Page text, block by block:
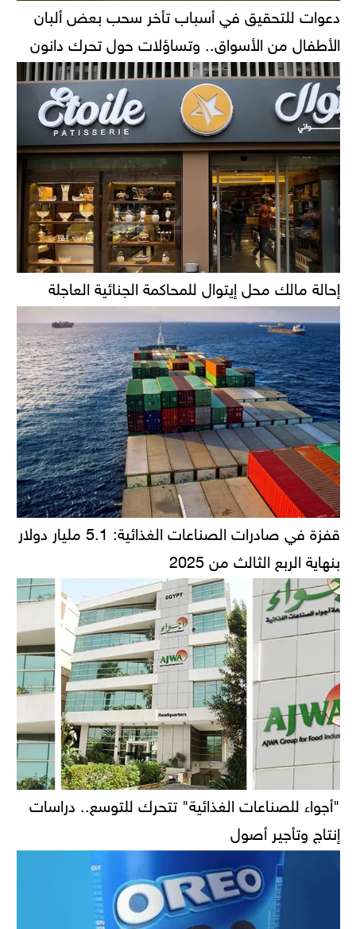
دعوات للتحقيق في أسباب تأخر سحب بعض ألبان
الأطفال من الأسواق.. وتساؤلات حول تحرك دانون
إحالة مالك محل إيتوال للمحاكمة الجنائية العاجلة
قفزة في صادرات الصناعات الغذائية: 5.1 مليار دولار
بنهاية الربع الثالث من 2025
"أجواء للصناعات الغذائية" تتحرك للتوسع.. دراسات
إنتاج وتأجير أصول